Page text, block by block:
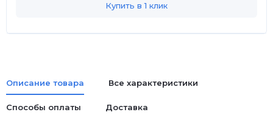
Купить в 1 клик
Описание товара Все характеристики
Способы оплаты Доставка